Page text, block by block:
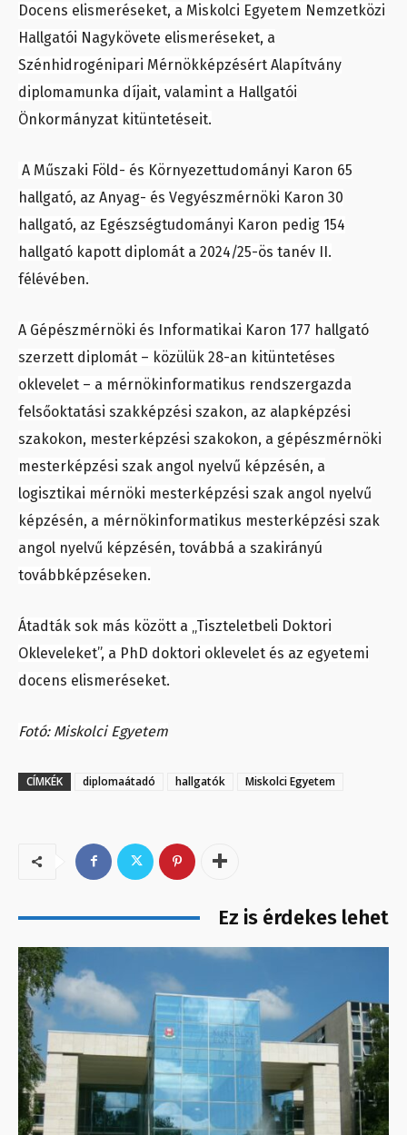
Docens elismeréseket, a Miskolci Egyetem Nemzetközi
Hallgatói Nagykövete elismeréseket, a
Szénhidrogénipari Mérnökképzésért Alapítvány
diplomamunka díjait, valamint a Hallgatói
Önkormányzat kitüntetéseit.
A Műszaki Föld- és Környezettudományi Karon 65
hallgató, az Anyag- és Vegyészmérnöki Karon 30
hallgató, az Egészségtudományi Karon pedig 154
hallgató kapott diplomát a 2024/25-ös tanév II.
félévében.
A Gépészmérnöki és Informatikai Karon 177 hallgató
szerzett diplomát – közülük 28-an kitüntetéses
oklevelet – a mérnökinformatikus rendszergazda
felsőoktatási szakképzési szakon, az alapképzési
szakokon, mesterképzési szakokon, a gépészmérnöki
mesterképzési szak angol nyelvű képzésén, a
logisztikai mérnöki mesterképzési szak angol nyelvű
képzésén, a mérnökinformatikus mesterképzési szak
angol nyelvű képzésén, továbbá a szakirányú
továbbképzéseken.
Átadták sok más között a „Tiszteletbeli Doktori
Okleveleket”, a PhD doktori oklevelet és az egyetemi
docens elismeréseket.
Fotó: Miskolci Egyetem
CÍMKÉK diplomaátadó hallgatók Miskolci Egyetem
Ez is érdekes lehet